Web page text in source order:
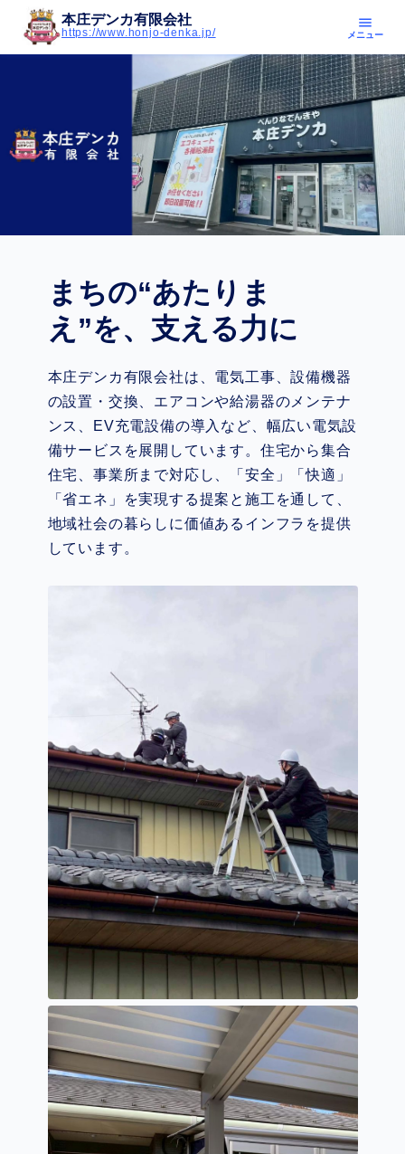
本庄デンカ有限会社
https://www.honjo-denka.jp/
menu
メニュー
まちの“あたりま
え”を、支える力に
本庄デンカ有限会社は、電気工事、設備機器
の設置・交換、エアコンや給湯器のメンテナ
ンス、EV充電設備の導入など、幅広い電気設
備サービスを展開しています。住宅から集合
住宅、事業所まで対応し、「安全」「快適」
「省エネ」を実現する提案と施工を通して、
地域社会の暮らしに価値あるインフラを提供
しています。